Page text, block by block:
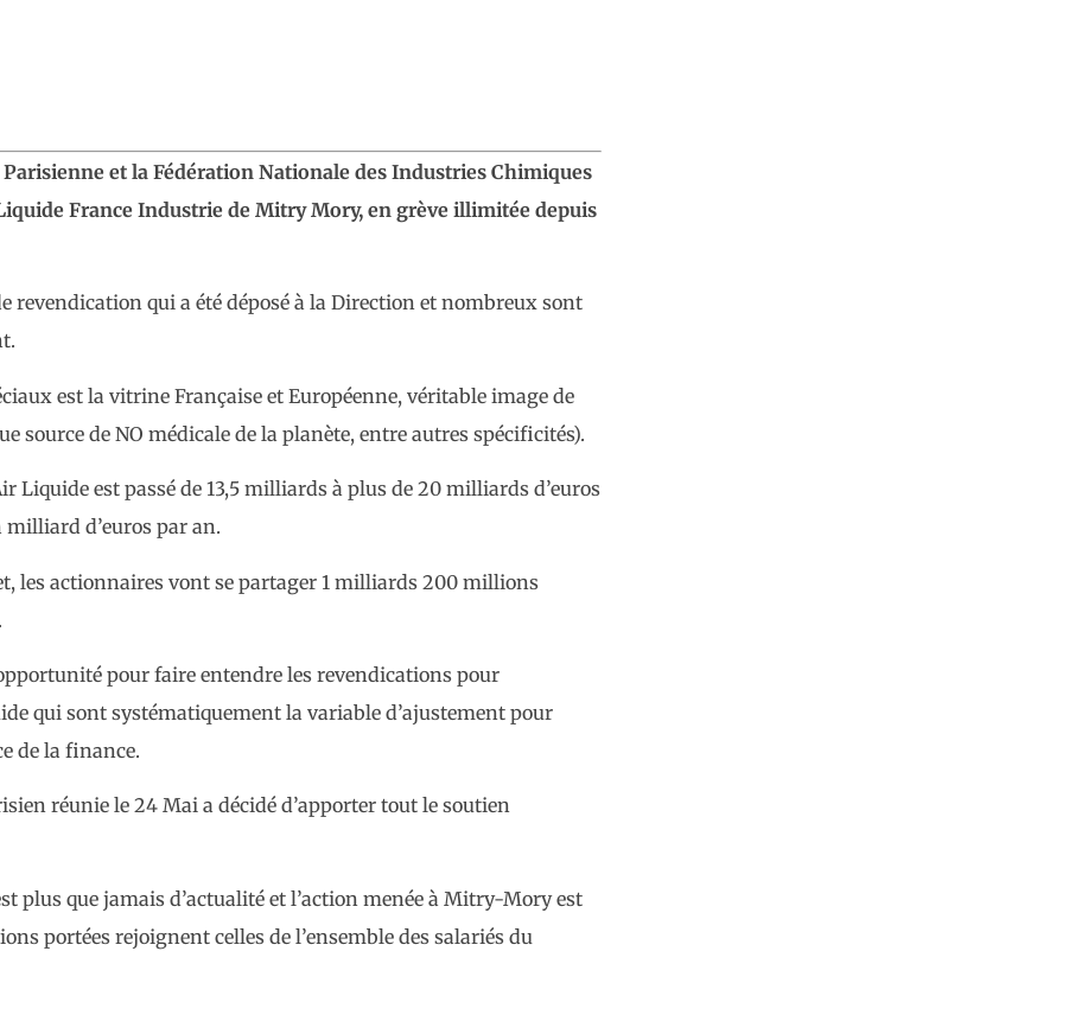
et la Fédération Nationale des Industries Chimiques
France Industrie de Mitry Mory, en grève illimitée depuis
revendication qui a été déposé à la Direction et nombreux sont
est la vitrine Française et Européenne, véritable image de
source de NO médicale de la planète, entre autres spécificités).
Liquide est passé de 13,5 milliards à plus de 20 milliards d’euros
milliard d’euros par an.
les actionnaires vont se partager 1 milliards 200 millions
pour faire entendre les revendications pour
qui sont systématiquement la variable d’ajustement pour
de la finance.
réunie le 24 Mai a décidé d’apporter tout le soutien
plus que jamais d’actualité et l’action menée à Mitry-Mory est
portées rejoignent celles de l’ensemble des salariés du